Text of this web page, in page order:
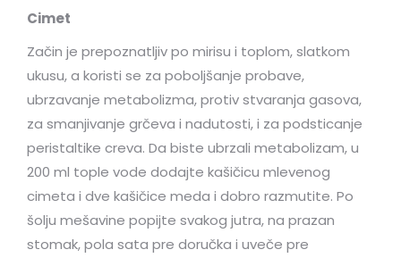
Cimet
Začin je prepoznatljiv po mirisu i toplom, slatkom
ukusu, a koristi se za poboljšanje probave,
ubrzavanje metabolizma, protiv stvaranja gasova,
za smanjivanje grčeva i nadutosti, i za podsticanje
peristaltike creva. Da biste ubrzali metabolizam, u
200 ml tople vode dodajte kašičicu mlevenog
cimeta i dve kašičice meda i dobro razmutite. Po
šolju mešavine popijte svakog jutra, na prazan
stomak, pola sata pre doručka i uveče pre